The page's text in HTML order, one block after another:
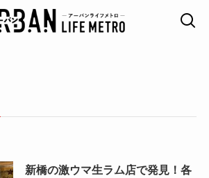
新橋の激ウマ生ラム店で発見！各